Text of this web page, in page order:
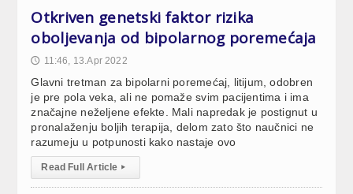
Otkriven genetski faktor rizika
oboljevanja od bipolarnog poremećaja
🕔 11:46, 13.Apr 2022
Glavni tretman za bipolarni poremećaj, litijum, odobren
je pre pola veka, ali ne pomaže svim pacijentima i ima
značajne neželjene efekte. Mali napredak je postignut u
pronalaženju boljih terapija, delom zato što naučnici ne
razumeju u potpunosti kako nastaje ovo
Read Full Article ▸